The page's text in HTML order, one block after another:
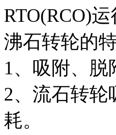
RTO(RCO)
沸石转轮的
1、吸附、脱
2、流石转轮
耗。